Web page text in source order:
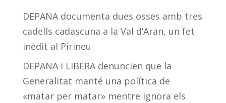
DEPANA documenta dues osses amb tres
cadells cadascuna a la Val d’Aran, un fet
inèdit al Pirineu
DEPANA i LIBERA denuncien que la
Generalitat manté una política de
«matar per matar» mentre ignora els